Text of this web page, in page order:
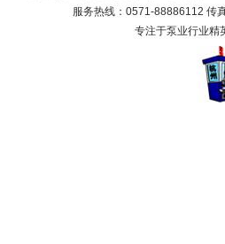
服务热线：0571-88886112 传
专注于泵业行业精